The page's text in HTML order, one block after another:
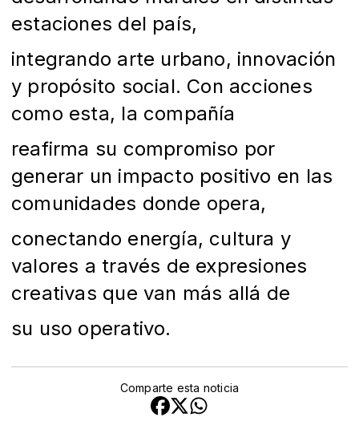
estaciones del país,
integrando arte urbano, innovación
y propósito social. Con acciones
como esta, la compañía
reafirma su compromiso por
generar un impacto positivo en las
comunidades donde opera,
conectando energía, cultura y
valores a través de expresiones
creativas que van más allá de
su uso operativo.
Comparte esta noticia